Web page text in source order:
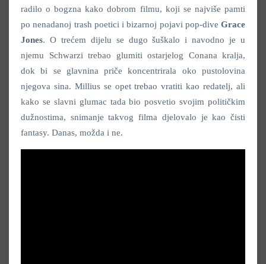
radilo o bogzna kako dobrom filmu, koji se najviše pamti
po nenadanoj trash poetici i bizarnoj pojavi pop-dive Grace
Jones. O trećem dijelu se dugo šuškalo i navodno je u
njemu Schwarzi trebao glumiti ostarjelog Conana kralja,
dok bi se glavnina priče koncentrirala oko pustolovina
njegova sina. Millius se opet trebao vratiti kao redatelj, ali
kako se slavni glumac tada bio posvetio svojim političkim
dužnostima, snimanje takvog filma djelovalo je kao čisti
fantasy. Danas, možda i ne.